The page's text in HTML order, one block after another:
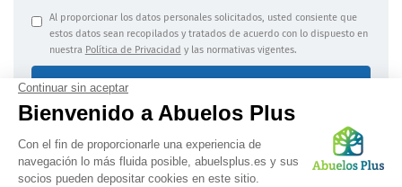
Al proporcionar los datos personales solicitados, usted consiente que
estos datos sean recopilados y tratados de acuerdo con lo dispuesto en
nuestra Política de Privacidad y las normativas vigentes.
Información jurídica|Confidencialidad de los datos